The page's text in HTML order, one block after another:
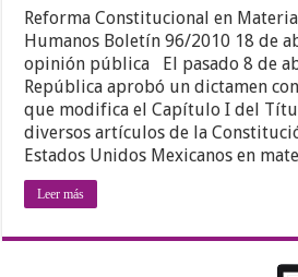
Reforma Constitucional en
Humanos Boletín 96/2010 18 de
opinión pública El pasado 8 de
República aprobó un dictamen
que modifica el Capítulo I del
diversos artículos de la
Estados Unidos Mexicanos en
Leer más